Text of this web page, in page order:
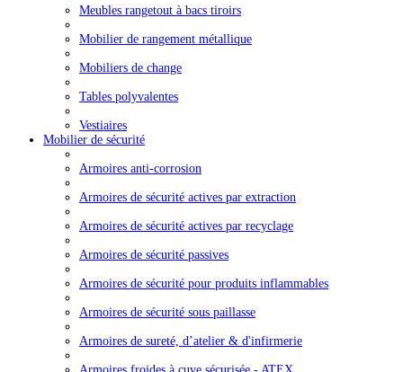
Meubles rangetout à bacs tiroirs
Mobilier de rangement métallique
Mobiliers de change
Tables polyvalentes
Vestiaires
Mobilier de sécurité
Armoires anti-corrosion
Armoires de sécurité actives par extraction
Armoires de sécurité actives par recyclage
Armoires de sécurité passives
Armoires de sécurité pour produits inflammables
Armoires de sécurité sous paillasse
Armoires de sureté, d’atelier & d'infirmerie